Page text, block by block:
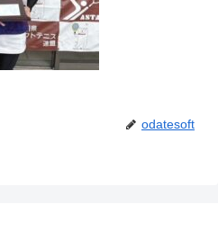
odatesoft